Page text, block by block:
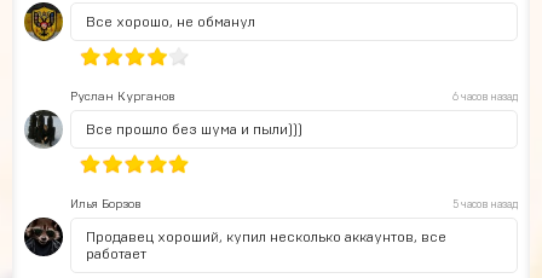
Все хорошо, не обманул
Руслан Курганов 6 часов назад
Все прошло без шума и пыли)))
Илья Борзов 5 часов назад
Продавец хороший, купил несколько аккаунтов, все
работает